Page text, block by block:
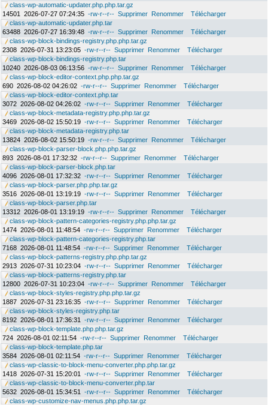
class-wp-automatic-updater.php.php.tar.gz
14501
2026-07-27 07:24:35 -rw-r--r-- Supprimer Renommer
Télécharger
class-wp-automatic-updater.php.tar
63488 2026-07-27 16:39:48 -rw-r--r-- Supprimer Renommer
Télécharger
class-wp-block-bindings-registry.php.php.tar.gz
2308 2026-07-31 13:23:05 -rw-r--r-- Supprimer Renommer
Télécharger
class-wp-block-bindings-registry.php.tar
10240 2026-08-03 06:13:56 -rw-r--r-- Supprimer Renommer
Télécharger
class-wp-block-editor-context.php.php.tar.gz
690 2026-08-02 04:26:02 -rw-r--r-- Supprimer Renommer
Télécharger
class-wp-block-editor-context.php.tar
3072 2026-08-02 04:26:02 -rw-r--r-- Supprimer Renommer
Télécharger
class-wp-block-metadata-registry.php.php.tar.gz
3469 2026-08-02 15:50:19 -rw-r--r-- Supprimer Renommer
Télécharger
class-wp-block-metadata-registry.php.tar
13824 2026-08-02 15:50:19 -rw-r--r-- Supprimer Renommer
Télécharger
class-wp-block-parser-block.php.php.tar.gz
893 2026-08-01 17:32:32 -rw-r--r-- Supprimer Renommer
Télécharger
class-wp-block-parser-block.php.tar
4096 2026-08-01 17:32:32 -rw-r--r-- Supprimer Renommer
Télécharger
class-wp-block-parser.php.php.tar.gz
3516 2026-08-01 13:19:19 -rw-r--r-- Supprimer Renommer
Télécharger
class-wp-block-parser.php.tar
13312 2026-08-01 13:19:19 -rw-r--r-- Supprimer Renommer
Télécharger
class-wp-block-pattern-categories-registry.php.php.tar.gz
1474 2026-08-01 11:48:54 -rw-r--r-- Supprimer Renommer
Télécharger
class-wp-block-pattern-categories-registry.php.tar
7168 2026-08-01 11:48:54 -rw-r--r-- Supprimer Renommer
Télécharger
class-wp-block-patterns-registry.php.php.tar.gz
2913 2026-07-31 10:23:04 -rw-r--r-- Supprimer Renommer
Télécharger
class-wp-block-patterns-registry.php.tar
12800 2026-07-31 10:23:04 -rw-r--r-- Supprimer Renommer
Télécharger
class-wp-block-styles-registry.php.php.tar.gz
1887 2026-07-31 23:16:35 -rw-r--r-- Supprimer Renommer
Télécharger
class-wp-block-styles-registry.php.tar
8192 2026-08-01 17:36:31 -rw-r--r-- Supprimer Renommer
Télécharger
class-wp-block-template.php.php.tar.gz
724 2026-08-01 02:11:54 -rw-r--r-- Supprimer Renommer
Télécharger
class-wp-block-template.php.tar
3584 2026-08-01 02:11:54 -rw-r--r-- Supprimer Renommer
Télécharger
class-wp-classic-to-block-menu-converter.php.php.tar.gz
1418 2026-07-31 15:20:01 -rw-r--r-- Supprimer Renommer
Télécharger
class-wp-classic-to-block-menu-converter.php.tar
5632 2026-08-01 15:34:51 -rw-r--r-- Supprimer Renommer
Télécharger
class-wp-customize-nav-menus.php.php.tar.gz